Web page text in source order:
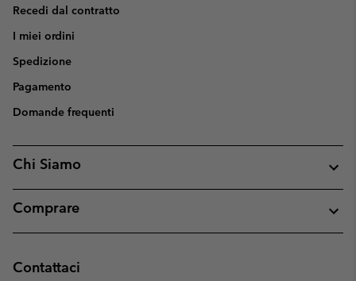
Recedi dal contratto
I miei ordini
Spedizione
Pagamento
Domande frequenti
Chi Siamo
Comprare
Contattaci